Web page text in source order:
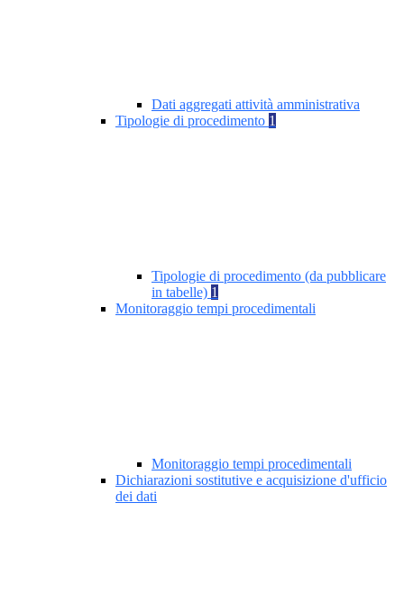
Dati aggregati attività amministrativa
Tipologie di procedimento 1
Tipologie di procedimento (da pubblicare
in tabelle) 1
Monitoraggio tempi procedimentali
Monitoraggio tempi procedimentali
Dichiarazioni sostitutive e acquisizione d'ufficio
dei dati